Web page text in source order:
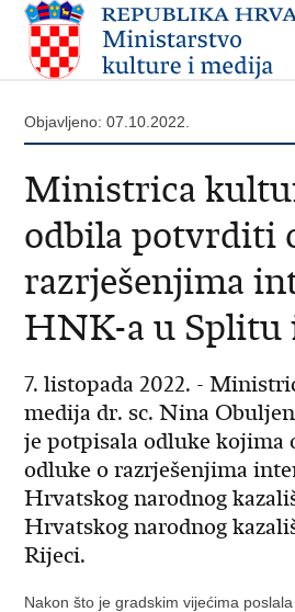
Objavljeno: 07.10.2022.
Ministrica
odbila potvrditi
razrješenjima
HNK-a u Splitu
7. listopada 2022. -
medija dr. sc. Nina
je potpisala odluke
odluke o razrješenjima
Hrvatskog narodnog
Hrvatskog narodnog
Rijeci.
Nakon što je gradskim vijećima